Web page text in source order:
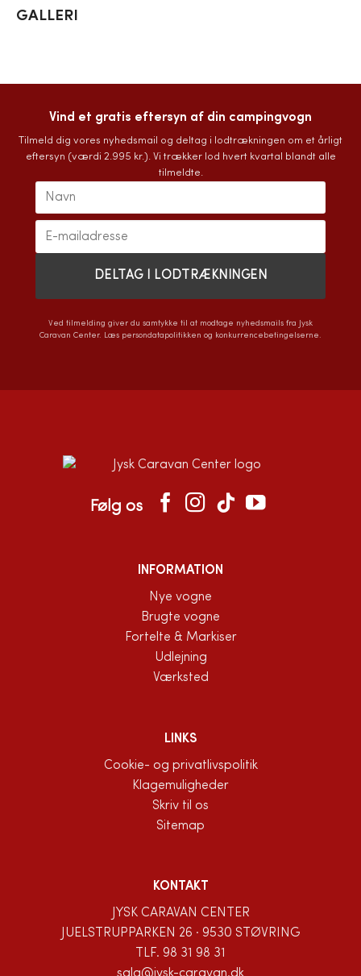
GALLERI
Vind et gratis eftersyn af din campingvogn
Tilmeld dig vores nyhedsmail og deltag i lodtrækningen om et årligt
eftersyn (værdi 2.995 kr.). Vi trækker lod hvert kvartal blandt alle
tilmeldte.
Ved tilmelding giver du samtykke til at modtage nyhedsmails fra Jysk
Caravan Center. Læs persondatapolitikken og konkurrencebetingelserne.
Følg os
INFORMATION
Nye vogne
Brugte vogne
Fortelte & Markiser
Udlejning
Værksted
LINKS
Cookie- og privatlivspolitik
Klagemuligheder
Skriv til os
Sitemap
KONTAKT
JYSK CARAVAN CENTER
JUELSTRUPPARKEN 26 · 9530 STØVRING
TLF. 98 31 98 31